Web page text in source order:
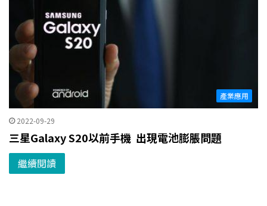
產業應用
2022-09-29
三星Galaxy S20以前手機 出現電池膨脹問題
繼續閱讀